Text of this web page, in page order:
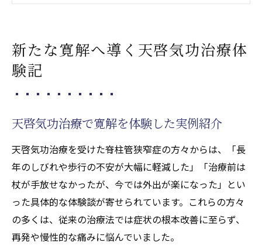
もたらす寛解体験の真実
天啓気功治療や療法で活性化するクンダリニー
天啓気功治療が導く天啓気功治療や療法で
活性化するクンダリニー覚醒法とは
天啓気功治療や療法でのチャクラ活性でエ
ネルギーが変わる理由解説
脊柱管狭窄症に効く気功療法の実践ステッ
プ
覚醒体験がもたらす心身の変化を深掘り解
新たな寛解へ導く天啓気功治療体
験記
天啓気功治療で寛解を体験した実例紹介
天啓気功治療を受けた脊柱管狭窄症の方々からは、「長
年のしびれや歩行の不安が大幅に軽減した」「治療前は
杖が手放せなかったが、今では外出が楽になった」とい
った具体的な体験談が寄せられています。これらの方々
の多くは、従来の治療法では症状の根本改善に至らず、
再発や慢性的な痛みに悩んでいました。